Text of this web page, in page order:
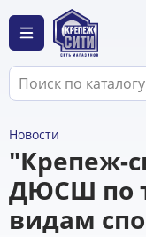
Новости
"Крепеж-
ДЮСШ по
видам